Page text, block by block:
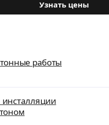
Узнать цены
работы